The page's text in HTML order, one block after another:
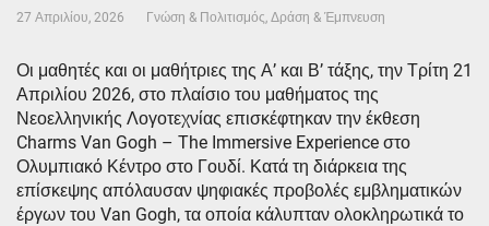
27 Απριλίου, 2026 Γνώση & Πολιτισμός Δράση & Έμπνευση
Οι μαθητές και οι μαθήτριες της Α’ και Β’ τάξης, την Τρίτη 21
Απριλίου 2026, στο πλαίσιο του μαθήματος της
Νεοελληνικής Λογοτεχνίας επισκέφτηκαν την έκθεση
Charms Van Gogh – The Ιmmersive Experience στο
Ολυμπιακό Κέντρο στο Γουδί. Κατά τη διάρκεια της
επίσκεψης απόλαυσαν ψηφιακές προβολές εμβληματικών
έργων του Van Gogh, τα οποία κάλυπταν ολοκληρωτικά το